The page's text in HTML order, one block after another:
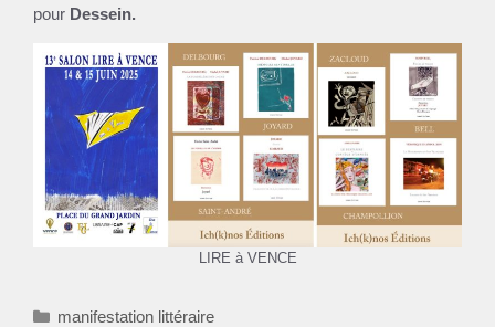
pour Dessein.
LIRE à VENCE
Catégories
manifestation littéraire